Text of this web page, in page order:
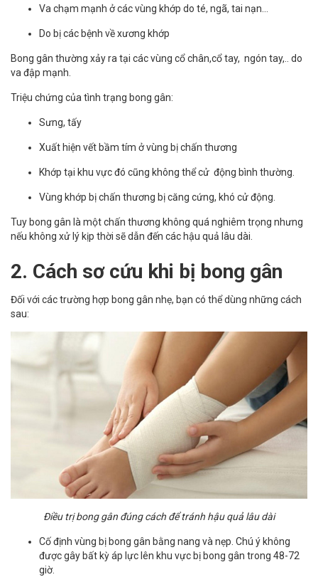
Va chạm mạnh ở các vùng khớp do té, ngã, tai nạn…
Do bị các bệnh về xương khớp
Bong gân thường xảy ra tại các vùng cổ chân,cổ tay, ngón tay,.. do
va đập mạnh.
Triệu chứng của tình trạng bong gân:
Sưng, tấy
Xuất hiện vết bầm tím ở vùng bị chấn thương
Khớp tại khu vực đó cũng không thể cử động bình thường.
Vùng khớp bị chấn thương bị căng cứng, khó cử động.
Tuy bong gân là một chấn thương không quá nghiêm trọng nhưng
nếu không xử lý kịp thời sẽ dẫn đến các hậu quả lâu dài.
2. Cách sơ cứu khi bị bong gân
Đối với các trường hợp bong gân nhẹ, bạn có thể dùng những cách
sau:
Điều trị bong gân đúng cách để tránh hậu quả lâu dài
Cố định vùng bị bong gân bằng nang và nẹp. Chú ý không
được gây bất kỳ áp lực lên khu vực bị bong gân trong 48-72
giờ.